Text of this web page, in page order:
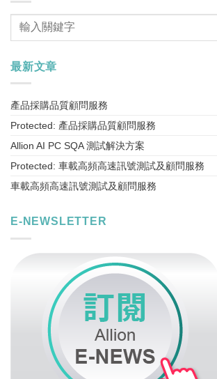
最新文章
產品採購品質顧問服務
Protected: 產品採購品質顧問服務
Allion AI PC SQA 測試解決方案
Protected: 車載高頻高速訊號測試及顧問服務
車載高頻高速訊號測試及顧問服務
E-NEWSLETTER